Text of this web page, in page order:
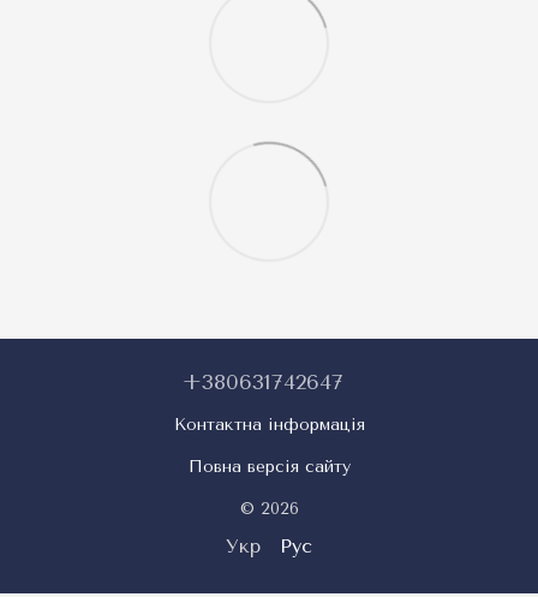
+380631742647
Контактна інформація
Повна версія сайту
© 2026
Укр Рус